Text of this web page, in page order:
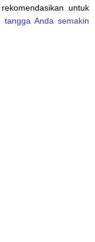
untuk
tangga Anda semakin